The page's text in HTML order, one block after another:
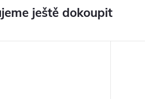
ještě dokoupit